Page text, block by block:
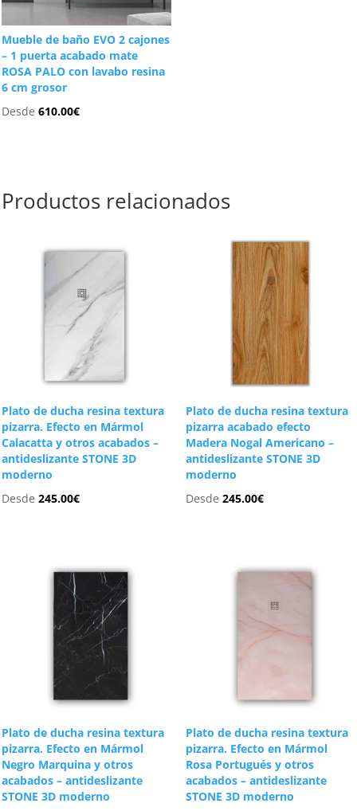
Mueble de baño EVO 2 cajones
– 1 puerta acabado mate
ROSA PALO con lavabo resina
6 cm grosor
Desde610.00€
Productos relacionados
Plato de ducha resina textura
pizarra. Efecto en Mármol
Calacatta y otros acabados –
antideslizante STONE 3D
moderno
Desde245.00€
Plato de ducha resina textura
pizarra acabado efecto
Madera Nogal Americano –
antideslizante STONE 3D
moderno
Desde 245.00€
Plato de ducha resina textura
pizarra. Efecto en Mármol
Negro Marquina y otros
acabados – antideslizante
STONE 3D moderno
Plato de ducha resina textura
pizarra. Efecto en Mármol
Rosa Portugués y otros
acabados – antideslizante
STONE 3D moderno